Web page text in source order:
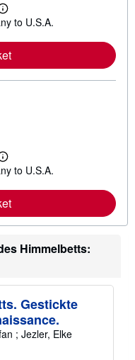
L
e
r
n
t
s
h
p
p
i
n
r
s
to U.S.A.
L
e
r
n
o
e
a
u
t
s
h
i
p
to U.S.A.
Himmelbetts:
Gestickte
; Jezler, Elke